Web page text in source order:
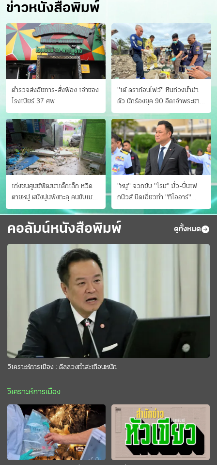
ข่าวหนังสือพิมพ์
ตำรวจส่งอัยการ-สั่งฟ้อง เจ้าของ
โรงเบียร์ 37 ศพ
"เต้ ดราก้อนไฟว์" หินถ่วงน้ำฆ่า
ตัว นักร้องยุค 90 อืดเจ้าพระยา
แฟนหาตัววุ่น เครียดธุรกิจ!
เก๋งชนศูนย์พัฒนาเด็กเล็ก หวิด
ตายหมู่ ผนังปูนพังทะลุ คนขับเมา
ยา
"หนู" จวกยับ "โรม" มั่ว-ปั่นเฟ
กนิวส์ ปัดเอี่ยวทํา "ทีโออาร์"
ต้นทางโกงสอบฉาว
คอลัมน์หนังสือพิมพ์ ดูทั้งหมด
วิเคราะห์การเมือง : ดีลลวงทำสะเทือนหนัก
วิเคราะห์การเมือง